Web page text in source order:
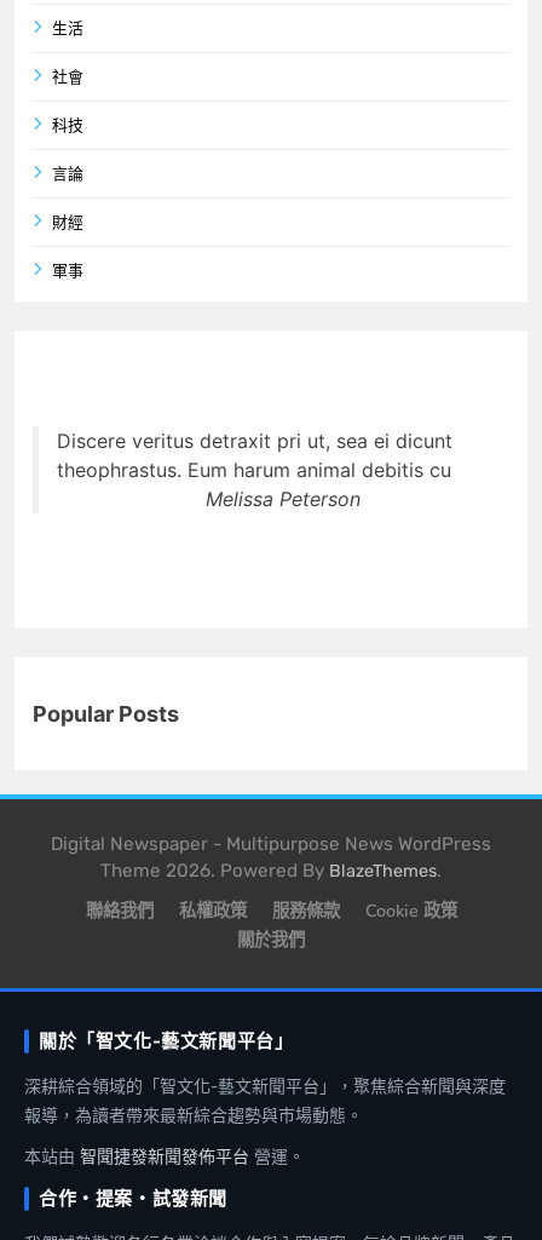
生活
社會
科技
言論
財經
軍事
Discere veritus detraxit pri ut, sea ei dicunt
theophrastus. Eum harum animal debitis cu
Melissa Peterson
Popular Posts
Digital Newspaper - Multipurpose News WordPress
Theme 2026. Powered By BlazeThemes.
聯絡我們 私權政策 服務條款
Cookie 政策
關於我們
關於「智文化-藝文新聞平台」
深耕綜合領域的「智文化-藝文新聞平台」，聚焦綜合新聞與深度
報導，為讀者帶來最新綜合趨勢與市場動態。
本站由 智聞捷發新聞發佈平台 營運。
合作・提案・試發新聞